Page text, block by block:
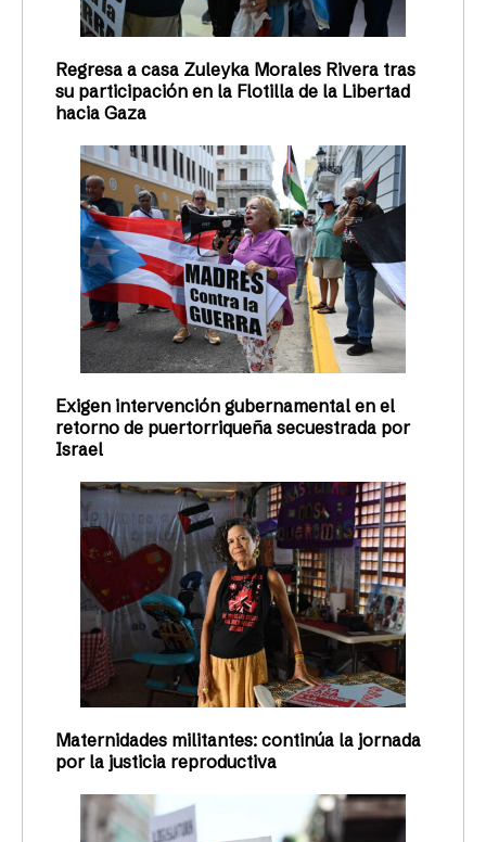
Regresa a casa Zuleyka Morales Rivera tras
su participación en la Flotilla de la Libertad
hacia Gaza
Exigen intervención gubernamental en el
retorno de puertorriqueña secuestrada por
Israel
Maternidades militantes: continúa la jornada
por la justicia reproductiva